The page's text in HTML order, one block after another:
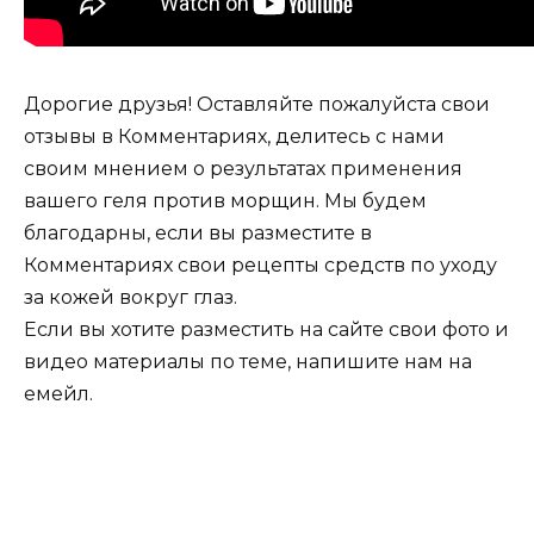
Дорогие друзья! Оставляйте пожалуйста свои
отзывы в Комментариях, делитесь с нами
своим мнением о результатах применения
вашего геля против морщин. Мы будем
благодарны, если вы разместите в
Комментариях свои рецепты средств по уходу
за кожей вокруг глаз.
Если вы хотите разместить на сайте свои фото и
видео материалы по теме, напишите нам на
емейл.